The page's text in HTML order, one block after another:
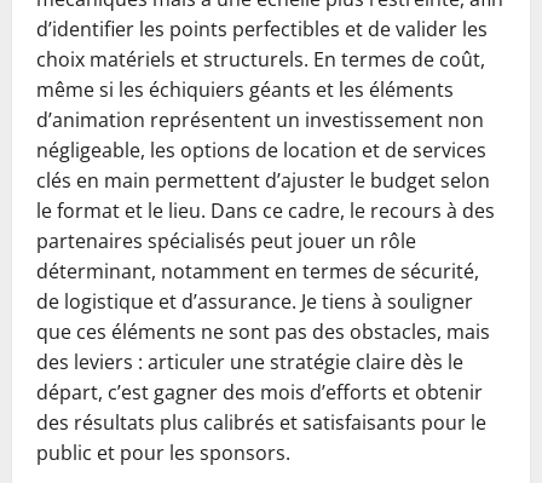
d’identifier les points perfectibles et de valider les
choix matériels et structurels. En termes de coût,
même si les échiquiers géants et les éléments
d’animation représentent un investissement non
négligeable, les options de location et de services
clés en main permettent d’ajuster le budget selon
le format et le lieu. Dans ce cadre, le recours à des
partenaires spécialisés peut jouer un rôle
déterminant, notamment en termes de sécurité,
de logistique et d’assurance. Je tiens à souligner
que ces éléments ne sont pas des obstacles, mais
des leviers : articuler une stratégie claire dès le
départ, c’est gagner des mois d’efforts et obtenir
des résultats plus calibrés et satisfaisants pour le
public et pour les sponsors.